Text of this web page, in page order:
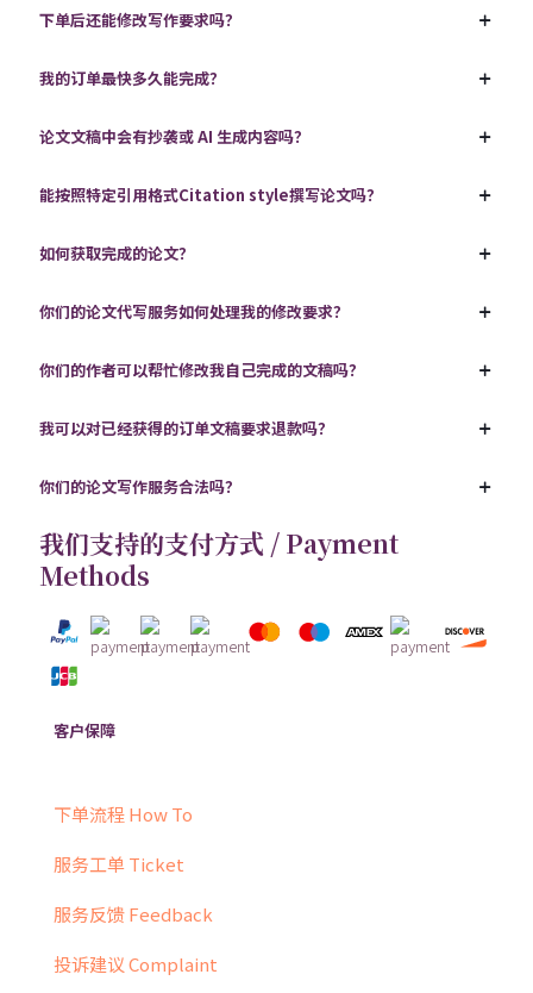
下单后还能修改写作要求吗？
我的订单最快多久能完成？
论文文稿中会有抄袭或 AI 生成内容吗？
能按照特定引用格式Citation style撰写论文吗？
如何获取完成的论文？
你们的论文代写服务如何处理我的修改要求？
你们的作者可以帮忙修改我自己完成的文稿吗？
我可以对已经获得的订单文稿要求退款吗？
你们的论文写作服务合法吗？
我们支持的支付方式 / Payment
Methods
客户保障
下单流程 How To
服务工单 Ticket
服务反馈 Feedback
投诉建议 Complaint